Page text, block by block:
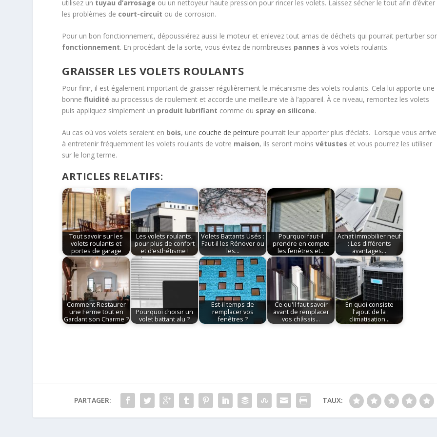
utilisez un tuyau d’arrosage ou un nettoyeur haute pression pour rincer les volets. Laissez sécher le tout afin d’éviter
les problèmes de court-circuit ou de corrosion.
Pour un bon fonctionnement, dépoussiérez aussi le moteur et enlevez tout amas de déchets qui pourrait perturber
fonctionnement. En procédant de la sorte, vous évitez de nombreuses pannes à vos volets roulants.
GRAISSER LES VOLETS ROULANTS
Pour finir, il est également important de graisser régulièrement le mécanisme des volets roulants. Cela lui apporte une
bonnefluidité au processus de roulement et accorde une meilleure vie à l’appareil. À ce niveau, remontez les volets
puis appliquez simplement un produit lubrifiant comme du spray en silicone.
Au cas où vos volets seraient en bois, unecouche de peinture pourrait leur apporter plus d’éclats. Lorsque vous
à entretenir fréquemment les volets roulants de votre maison, ils seront moinsvétustes et vous pourrez les utiliser
sur le long terme.
ARTICLES RELATIFS:
Tout savoir sur les
volets roulants et
portes de garage
Les volets roulants,
pour plus de confort
et d’esthétisme !
Volets Battants Usés :
Faut-il les Rénover ou
les…
Pourquoi faut-il
prendre en compte
les fenêtres et…
Achat immobilier neuf
: Les différents
avantages…
Comment Restaurer
une Ferme tout en
Gardant son Charme ?
Pourquoi choisir un
volet battant alu ?
Est-il temps de
remplacer vos
fenêtres ?
Ce qu'il faut savoir
avant de remplacer
vos châssis…
En quoi consiste
l'ajout de la
climatisation…
PARTAGER: TAUX: